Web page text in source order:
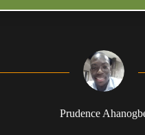
Prudence